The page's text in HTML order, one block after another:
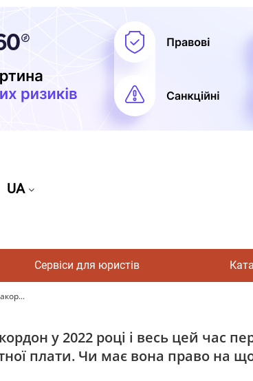
UA
Сервіси для юристів
у 2022 році і весь цей час
плати. Чи має вона право на